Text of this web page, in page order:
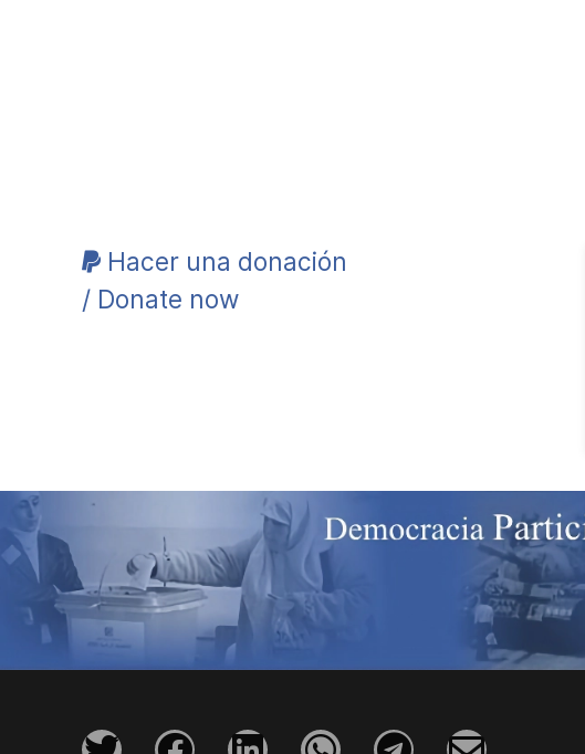
Hacer una donación
/ Donate now